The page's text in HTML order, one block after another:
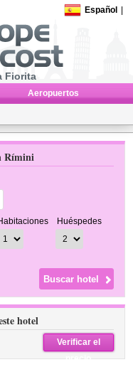
Español
Fiorita
Aeropuertos
Rímini
Huéspedes
hotel
Verificar el
precio